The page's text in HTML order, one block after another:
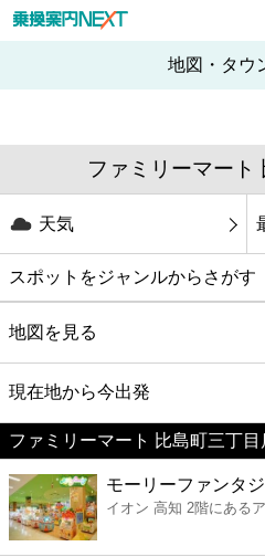
地図・タウ
ファミリーマート
天気
スポットをジャンルからさがす
グルメ
映画
美容
コンビニ
地図を見る
現在地から今出発
ファミリーマート 比島町三丁目
モーリーファンタ
イオン 高知 2階にある